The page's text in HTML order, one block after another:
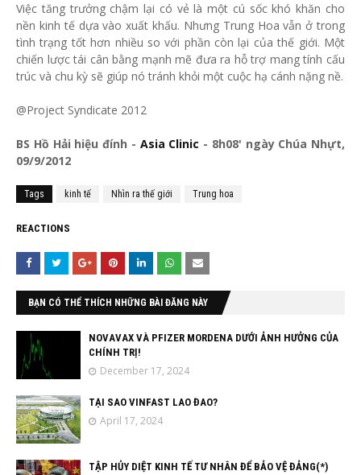
Việc tăng trưởng chậm lại có vẻ là một cú sốc khó khăn cho
nền kinh tế dựa vào xuất khấu. Nhưng Trung Hoa vẫn ở trong
tình trạng tốt hơn nhiều so với phần còn lại của thế giới. Một
chiến lược tái cân bằng mạnh mẽ đưa ra hỗ trợ mang tính cấu
trúc và chu kỳ sẽ giúp nó tránh khỏi một cuộc hạ cánh nặng nề.
@Project Syndicate 2012
BS Hồ Hải hiệu đính - Asia Clinic - 8h08' ngày Chúa Nhựt,
09/9/2012
Tags kinh tế Nhìn ra thế giới Trung hoa
REACTIONS
BẠN CÓ THỂ THÍCH NHỮNG BÀI ĐĂNG NÀY
NOVAVAX VÀ PFIZER MORDENA DƯỚI ẢNH HƯỞNG CỦA
CHÍNH TRỊ!
December 17, 2024
TẠI SAO VINFAST LAO ĐAO?
April 17, 2024
TẬP HỦY DIỆT KINH TẾ TƯ NHÂN ĐỂ BẢO VỆ ĐẢNG(*)